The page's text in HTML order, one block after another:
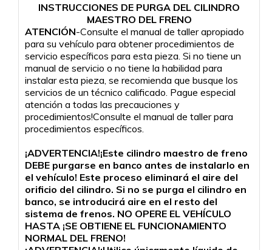
INSTRUCCIONES DE PURGA DEL CILINDRO
MAESTRO DEL FRENO
ATENCIÓN-Consulte el manual de taller apropiado
para su vehículo para obtener procedimientos de
servicio específicos para esta pieza. Si no tiene un
manual de servicio o no tiene la habilidad para
instalar esta pieza, se recomienda que busque los
servicios de un técnico calificado. Pague especial
atención a todas las precauciones y
procedimientos!Consulte el manual de taller para
procedimientos específicos.
¡ADVERTENCIA!¡Este cilindro maestro de freno
DEBE purgarse en banco antes de instalarlo en
el vehículo! Este proceso eliminará el aire del
orificio del cilindro. Si no se purga el cilindro en
banco, se introducirá aire en el resto del
sistema de frenos. NO OPERE EL VEHÍCULO
HASTA ¡SE OBTIENE EL FUNCIONAMIENTO
NORMAL DEL FRENO!